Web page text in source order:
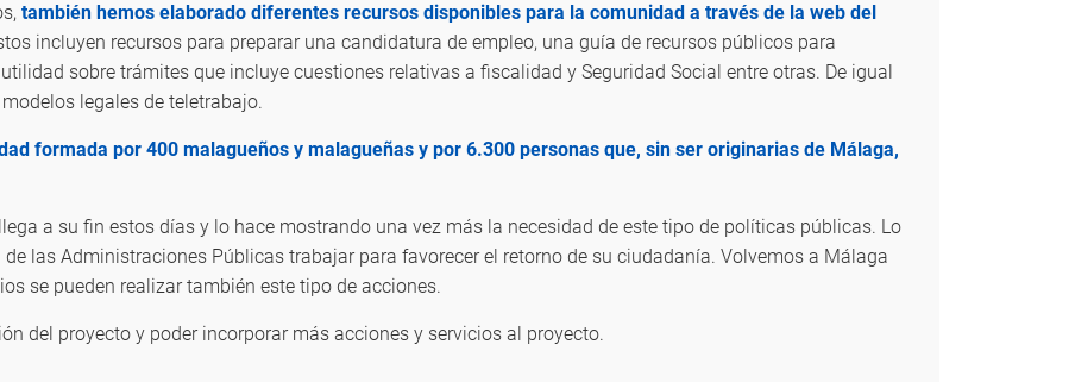
también hemos elaborado diferentes recursos disponibles para la comunidad a través de la web del
incluyen recursos para preparar una candidatura de empleo, una guía de recursos públicos para
sobre trámites que incluye cuestiones relativas a fiscalidad y Seguridad Social entre otras. De igual
legales de teletrabajo.
formada por 400 malagueños y malagueñas y por 6.300 personas que, sin ser originarias de Málaga,
a su fin estos días y lo hace mostrando una vez más la necesidad de este tipo de políticas públicas. Lo
las Administraciones Públicas trabajar para favorecer el retorno de su ciudadanía. Volvemos a Málaga
se pueden realizar también este tipo de acciones.
del proyecto y poder incorporar más acciones y servicios al proyecto.